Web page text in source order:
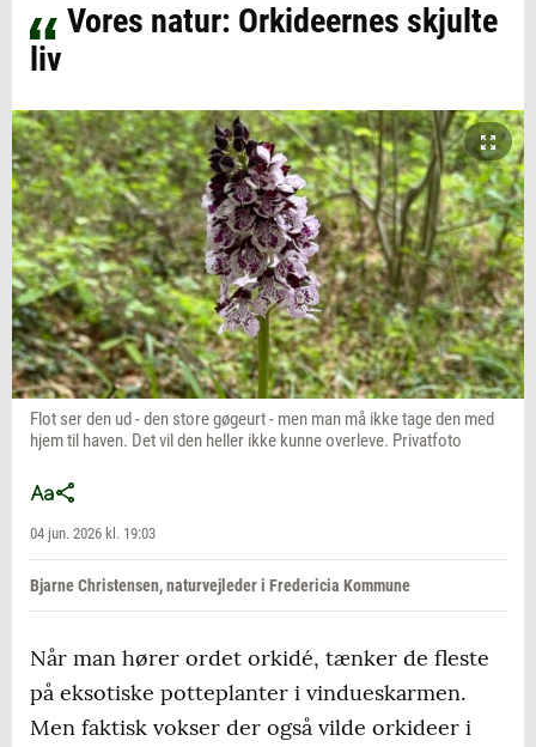
Vores natur: Orkideernes skjulte
liv
Flot ser den ud - den store gøgeurt - men man må ikke tage den med
hjem til haven. Det vil den heller ikke kunne overleve. Privatfoto
04 jun. 2026 kl. 19:03
Bjarne Christensen, naturvejleder i Fredericia Kommune
Når man hører ordet orkidé, tænker de fleste
på eksotiske potteplanter i vindueskarmen.
Men faktisk vokser der også vilde orkideer i